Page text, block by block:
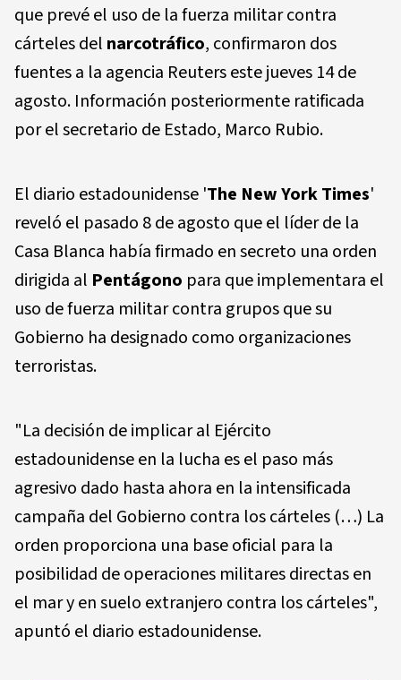
que prevé el uso de la fuerza militar contra
cárteles del narcotráfico, confirmaron dos
fuentes a la agencia Reuters este jueves 14 de
agosto. Información posteriormente ratificada
por el secretario de Estado, Marco Rubio.
El diario estadounidense 'The New York Times'
reveló el pasado 8 de agosto que el líder de la
Casa Blanca había firmado en secreto una orden
dirigida al Pentágono para que implementara el
uso de fuerza militar contra grupos que su
Gobierno ha designado como organizaciones
terroristas.
"La decisión de implicar al Ejército
estadounidense en la lucha es el paso más
agresivo dado hasta ahora en la intensificada
campaña del Gobierno contra los cárteles (…) La
orden proporciona una base oficial para la
posibilidad de operaciones militares directas en
el mar y en suelo extranjero contra los cárteles",
apuntó el diario estadounidense.